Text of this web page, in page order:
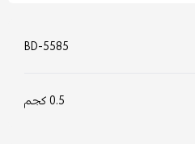
BD-5585
0.5 كجم